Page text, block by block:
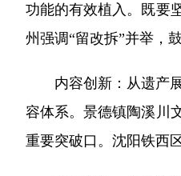
功能的有效植入。既要
州强调“留改拆”并举，
内容创新：从遗产展
容体系。景德镇陶溪川
重要突破口。沈阳铁西